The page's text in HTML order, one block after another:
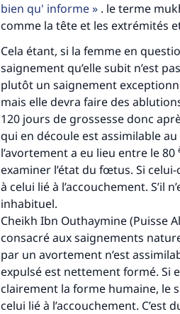
bien qu' informe
. le terme
comme la tête et les extrémités
Cela étant, si la femme en
saignement qu’elle subit n’est
plutôt un saignement
mais elle devra faire des
120 jours de grossesse donc
qui en découle est assimilable
l’avortement a eu lieu entre le 80
examiner l’état du fœtus. Si
à celui lié à l’accouchement. S’il
inhabituel.
Cheikh Ibn Outhaymine (Puisse
consacré aux saignements
par un avortement n’est
expulsé est nettement formé. Si
clairement la forme humaine, le
celui lié à l’accouchement.
Faites une
personnes
Aidez
Le
"Celui qui indique